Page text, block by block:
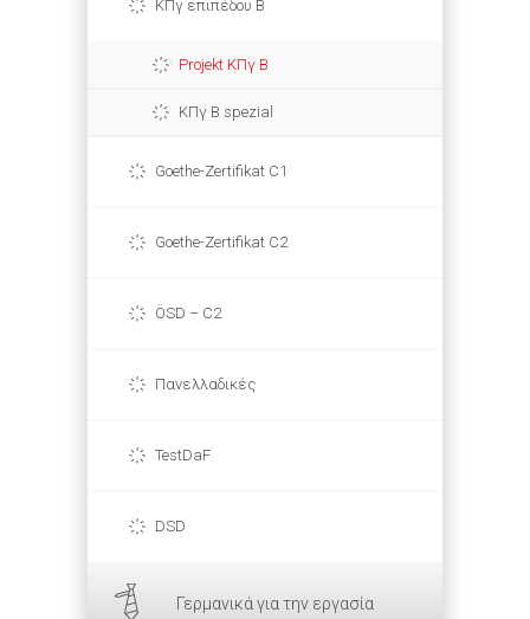
ΚΠγ επιπέδου Β
Projekt ΚΠγ Β
ΚΠγ Β spezial
Goethe-Zertifikat C1
Goethe-Zertifikat C2
ÖSD – C2
Πανελλαδικές
TestDaF
DSD
Γερμανικά για την εργασία